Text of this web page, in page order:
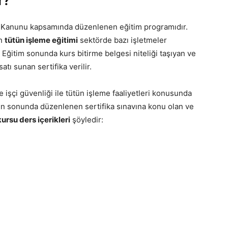
kapsamında düzenlenen eğitim programıdır.
tütün işleme eğitimi sektörde bazı işletmeler
sonunda kurs bitirme belgesi niteliği taşıyan ve
sunan sertifika verilir.
işçi güvenliği ile tütün işleme faaliyetleri konusunda
sonunda düzenlenen sertifika sınavına konu olan ve
ders içerikleri şöyledir: